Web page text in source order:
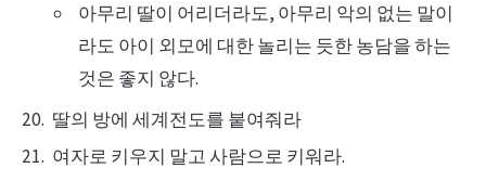
아무리 딸이 어리더라도, 아무리 악의 없는 말이
라도 아이 외모에 대한 놀리는 듯한 농담을 하는
것은 좋지 않다.
딸의 방에 세계전도를 붙여줘라
여자로 키우지 말고 사람으로 키워라.